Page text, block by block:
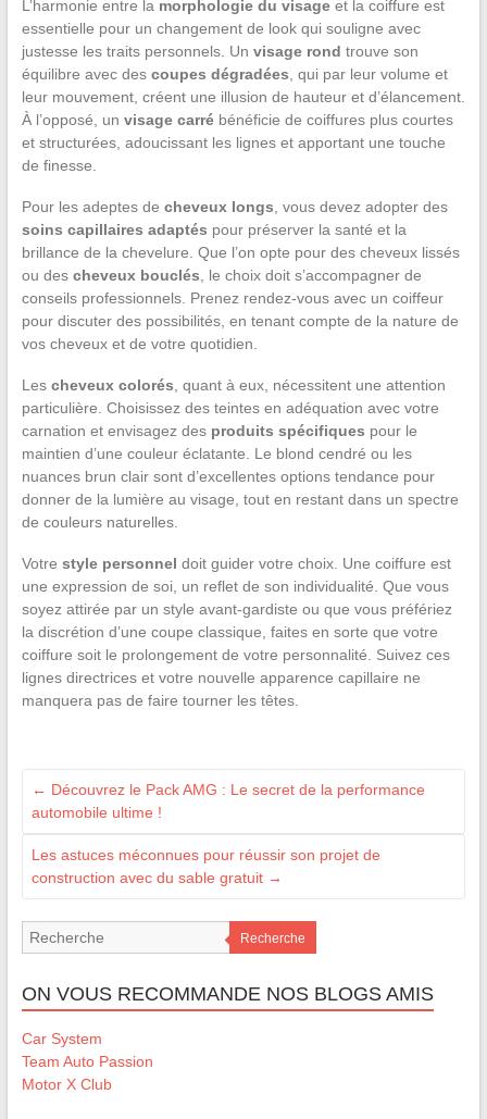
L’harmonie entre la morphologie du visageet la coiffure est
essentielle pour un changement de look qui souligne avec
justesse les traits personnels. Un visage rond trouve son
équilibre avec des coupes dégradées , qui par leur volume et
leur mouvement, créent une illusion de hauteur et d’élancement.
À l’opposé, un visage carrébénéficie de coiffures plus courtes
et structurées, adoucissant les lignes et apportant une touche
de finesse.
Pour les adeptes de cheveux longs , vous devez adopter des
soins capillaires adaptés pour préserver la santé et la
brillance de la chevelure. Que l’on opte pour des cheveux lissés
ou des cheveux bouclés , le choix doit s’accompagner de
conseils professionnels. Prenez rendez-vous avec un coiffeur
pour discuter des possibilités, en tenant compte de la nature de
vos cheveux et de votre quotidien.
Les cheveux colorés , quant à eux, nécessitent une attention
particulière. Choisissez des teintes en adéquation avec votre
carnation et envisagez des produits spécifiques pour le
maintien d’une couleur éclatante. Le blond cendré ou les
nuances brun clair sont d’excellentes options tendance pour
donner de la lumière au visage, tout en restant dans un spectre
de couleurs naturelles.
Votre style personnel doit guider votre choix. Une coiffure est
une expression de soi, un reflet de son individualité. Que vous
soyez attirée par un style avant-gardiste ou que vous préfériez
la discrétion d’une coupe classique, faites en sorte que votre
coiffure soit le prolongement de votre personnalité. Suivez ces
lignes directrices et votre nouvelle apparence capillaire ne
manquera pas de faire tourner les têtes.
← Découvrez le Pack AMG : Le secret de la performance
automobile ultime !
Les astuces méconnues pour réussir son projet de
construction avec du sable gratuit →
Recherche
ON VOUS RECOMMANDE NOS BLOGS AMIS
Car System
Team Auto Passion
Motor X Club